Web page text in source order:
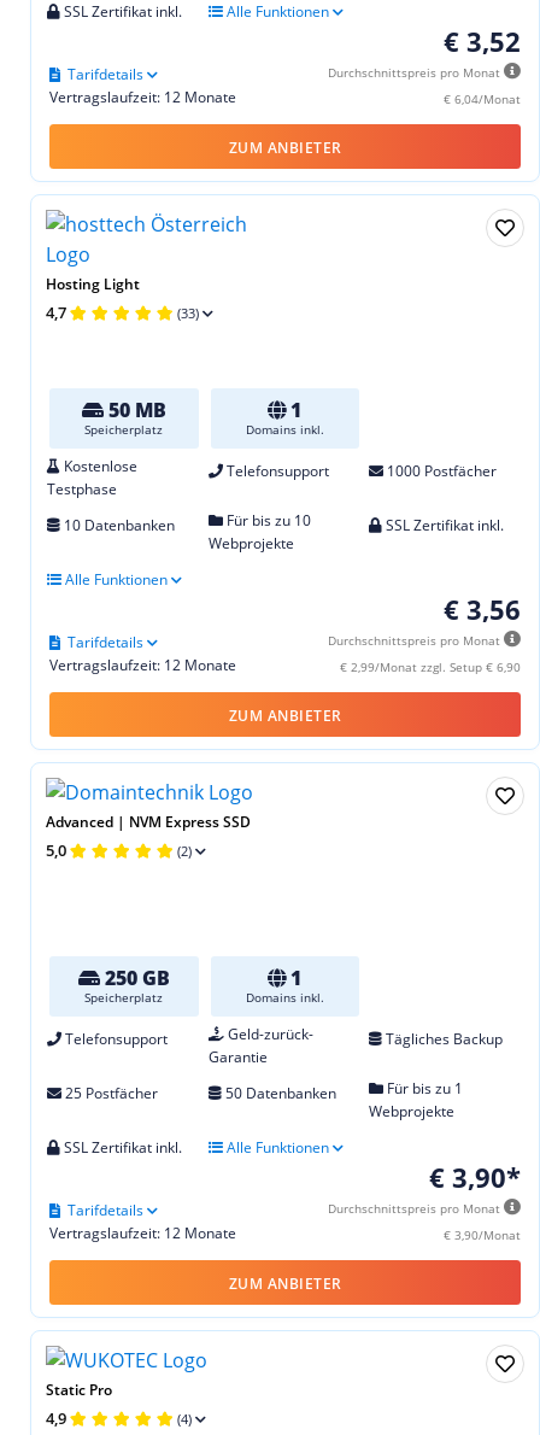
SSL Zertifikat inkl.
Alle Funktionen
€ 3,52
Durchschnittspreis pro Monat
€ 6,04/Monat
Vertragslaufzeit: 12 Monate
Tarifdetails
ZUM ANBIETER
Hosting Light
4,7 (33)
50 MB
Speicherplatz
1
Domains inkl.
Kostenlose
Testphase
Telefonsupport 1000 Postfächer
10 Datenbanken
Für bis zu 10
Webprojekte
SSL Zertifikat inkl.
Alle Funktionen
€ 3,56
Durchschnittspreis pro Monat
€ 2,99/Monat zzgl. Setup € 6,90
Vertragslaufzeit: 12 Monate
Tarifdetails
ZUM ANBIETER
Advanced | NVM Express SSD
5,0 (2)
250 GB
Speicherplatz
1
Domains inkl.
Telefonsupport
Geld-zurück-
Garantie
Tägliches Backup
25 Postfächer 50 Datenbanken
Für bis zu 1
Webprojekte
SSL Zertifikat inkl.
Alle Funktionen
€ 3,90*
Durchschnittspreis pro Monat
€ 3,90/Monat
Vertragslaufzeit: 12 Monate
Tarifdetails
ZUM ANBIETER
Static Pro
4,9 (4)